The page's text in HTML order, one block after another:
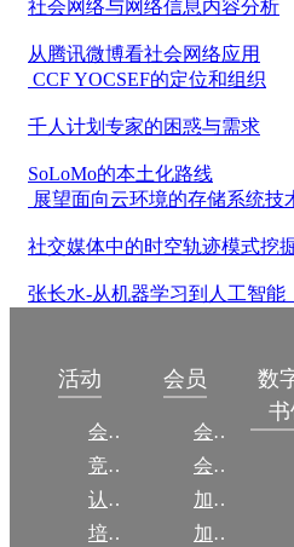
社会网络与网络信息内容分析
从腾讯微博看社会网络应用
CCF YOCSEF的定位和组织
千人计划专家的困惑与需求
SoLoMo的本土化路线
展望面向云环境的存储系统技
社交媒体中的时空轨迹模式挖
张长水-从机器学习到人工智能
活动
会议
竞赛
认证
培训
会员
会员简介
会员权益
加入CCF
加入CCF
数